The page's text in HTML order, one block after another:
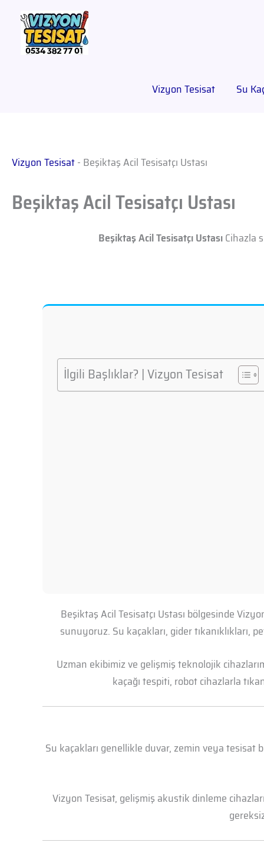
Vizyon Tesisat Su
Vizyon Tesisat- Beşiktaş Acil Tesisatçı Ustası
Beşiktaş Acil Tesisatçı Ustası
Beşiktaş Acil Tesisatçı UstasıCihazla
İlgili Başlıklar? | Vizyon Tesisat
Beşiktaş Acil Tesisatçı Ustası bölgesinde
sunuyoruz. Su kaçakları, gider
Uzman ekibimiz ve gelişmiş teknolojik
kaçağı tespiti, robot cihazlarla
Su kaçakları genellikle duvar, zemin veya tesisat
Vizyon Tesisat, gelişmiş akustik dinleme